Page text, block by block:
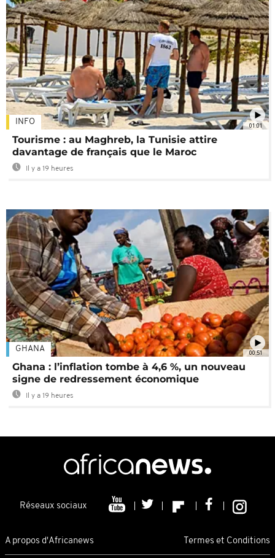
01:01
INFO
Tourisme : au Maghreb, la Tunisie attire
davantage de français que le Maroc
Il y a 19 heures
00:51
GHANA
Ghana : l’inflation tombe à 4,6 %, un nouveau
signe de redressement économique
Il y a 19 heures
Réseaux sociaux
A propos d'Africanews Termes et Conditions